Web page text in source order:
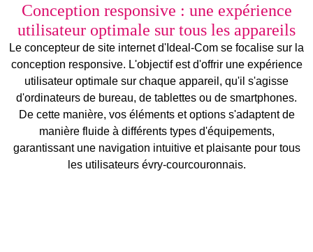
Conception responsive : une expérience
utilisateur optimale sur tous les appareils
Le concepteur de site internetd'Ideal-Com se focalise sur la
conception responsive. L'objectif est d'offrir une expérience
utilisateur optimale sur chaque appareil, qu'il s'agisse
d'ordinateurs de bureau, de tablettes ou de smartphones.
De cette manière, vos éléments et options s'adaptent de
manière fluide à différents types d'équipements,
garantissant une navigation intuitive et plaisante pour tous
les utilisateurs évry-courcouronnais.